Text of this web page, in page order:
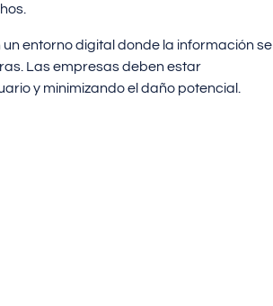
un entorno digital donde la información se
Las empresas deben estar
y minimizando el daño potencial.